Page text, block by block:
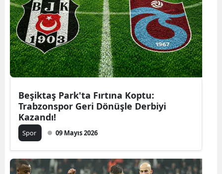
Beşiktaş Park'ta Fırtına Koptu:
Trabzonspor Geri Dönüşle Derbiyi
Kazandı!
Spor 09 Mayıs 2026